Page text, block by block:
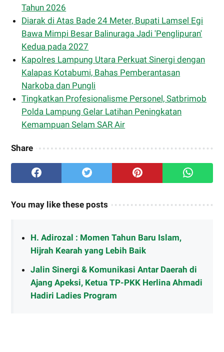
Tahun 2026
Diarak di Atas Bade 24 Meter, Bupati Lamsel Egi
Bawa Mimpi Besar Balinuraga Jadi 'Penglipuran'
Kedua pada 2027
Kapolres Lampung Utara Perkuat Sinergi dengan
Kalapas Kotabumi, Bahas Pemberantasan
Narkoba dan Pungli
Tingkatkan Profesionalisme Personel, Satbrimob
Polda Lampung Gelar Latihan Peningkatan
Kemampuan Selam SAR Air
Share
You may like these posts
H. Adirozal : Momen Tahun Baru Islam,
Hijrah Kearah yang Lebih Baik
Jalin Sinergi & Komunikasi Antar Daerah di
Ajang Apeksi, Ketua TP-PKK Herlina Ahmadi
Hadiri Ladies Program